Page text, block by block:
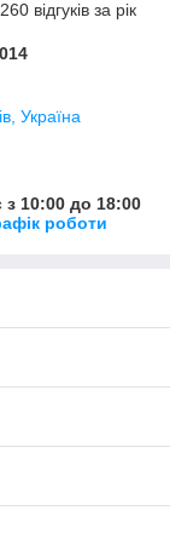
відгуків за рік
Україна
10:00 до 18:00
роботи